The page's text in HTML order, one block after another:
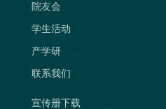
院友会
学生活动
产学研
联系我们
宣传册下载